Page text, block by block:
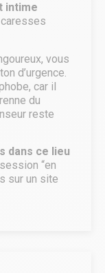
intime
vous
d’urgence.
car il
du
reste
dans ce lieu
“en
sur un site